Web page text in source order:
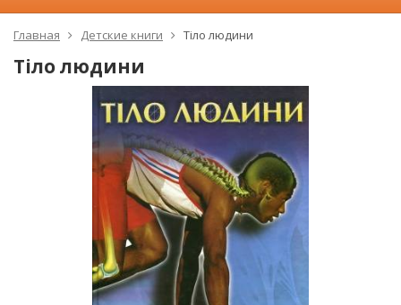
Главная Детские книги Тiло людини
Тiло людини